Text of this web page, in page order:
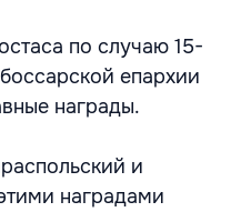
по случаю 15-
епархии
награды.
и
наградами